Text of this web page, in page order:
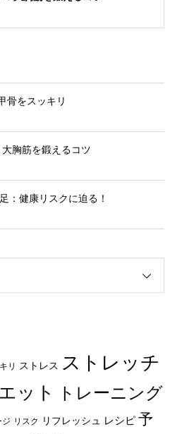
骨をスッキリ
胸筋を鍛えるコツ
：健康リスクに迫る！
リ ストレス ストレッチ
ット トレーニング
ジ リスク リフレッシュ レシピ 予